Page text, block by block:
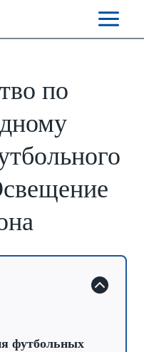
по
футбольных